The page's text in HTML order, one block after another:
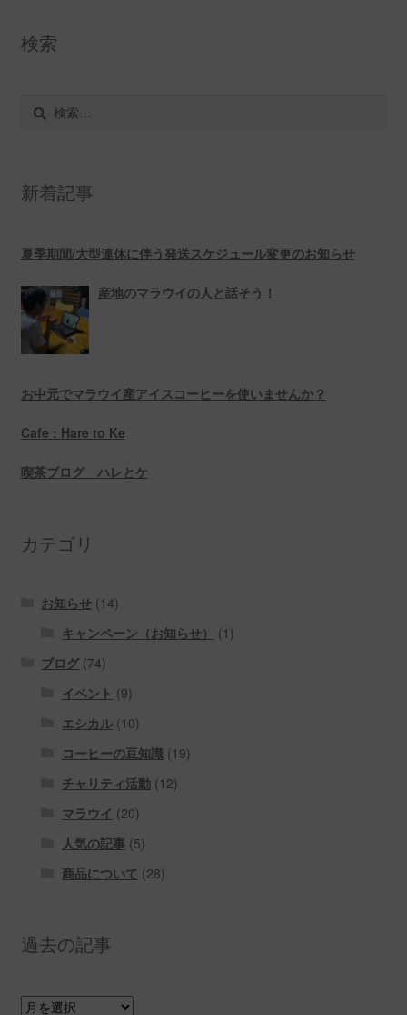
検索
新着記事
夏季期間/大型連休に伴う発送スケジュール変更のお知らせ
産地のマラウイの人と話そう！
お中元でマラウイ産アイスコーヒーを使いませんか？
Cafe : Hare to Ke
喫茶ブログ ハレとケ
カテゴリ
お知らせ (14)
キャンペーン（お知らせ）
(1)
ブログ (74)
イベント (9)
エシカル(10)
コーヒーの豆知識(19)
チャリティ活動(12)
マラウイ (20)
人気の記事(5)
商品について (28)
過去の記事
過